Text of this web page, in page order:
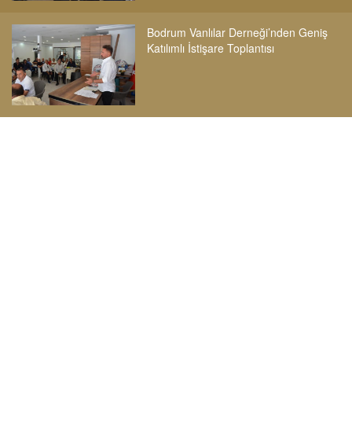
Bodrum Vanlılar Derneği’nden Geniş
Katılımlı İstişare Toplantısı